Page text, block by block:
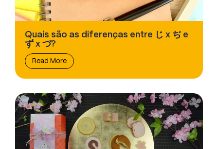
Quais são as diferenças entre じ x ぢ e
ず x づ?
Read More